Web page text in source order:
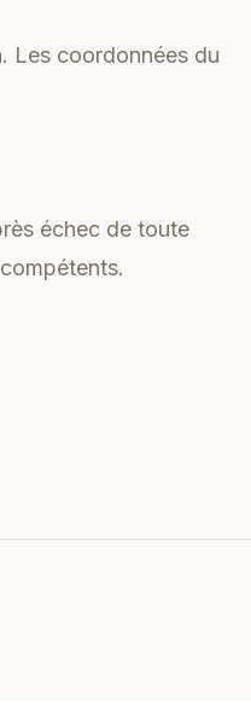
Les coordonnées du
échec de toute